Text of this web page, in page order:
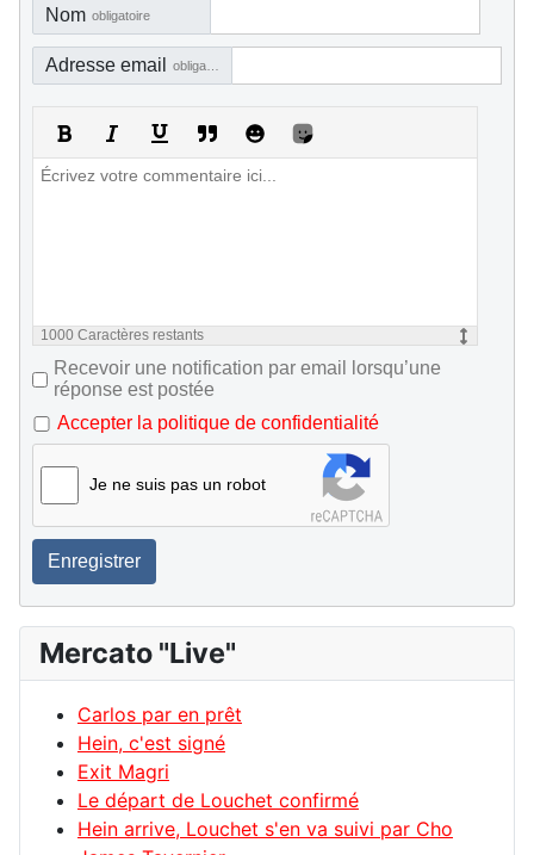
Nom obligatoire
Adresse email
1000 Caractères restants
Recevoir une notification par email lorsqu’une
réponse est postée
Accepter la politique de confidentialité
Je ne suis pas un robot
Enregistrer
Mercato "Live"
Carlos par en prêt
Hein, c'est signé
Exit Magri
Le départ de Louchet confirmé
Hein arrive, Louchet s'en va suivi par Cho